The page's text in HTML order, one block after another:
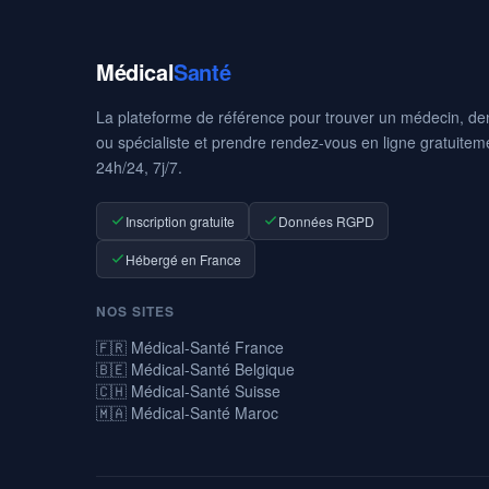
MédicalSanté
La plateforme de référence pour trouver un médecin,
ou spécialiste et prendre rendez-vous en ligne
24h/24, 7j/7.
Inscription gratuite Données RGPD
Hébergé en France
NOS SITES
🇫🇷 Médical-Santé France
🇧🇪 Médical-Santé Belgique
🇨🇭 Médical-Santé Suisse
🇲🇦 Médical-Santé Maroc